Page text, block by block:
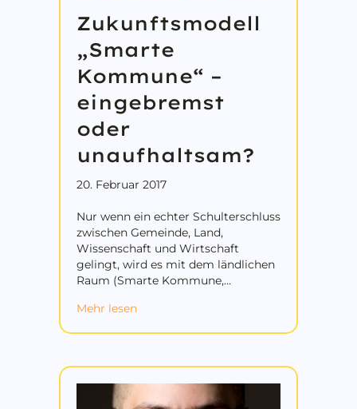
Zukunftsmodell
„Smarte
Kommune“ –
eingebremst
oder
unaufhaltsam?
20. Februar 2017
Nur wenn ein echter Schulterschluss
zwischen Gemeinde, Land,
Wissenschaft und Wirtschaft
gelingt, wird es mit dem ländlichen
Raum (Smarte Kommune,…
Mehr lesenabout Zukunftsmodell „Smarte